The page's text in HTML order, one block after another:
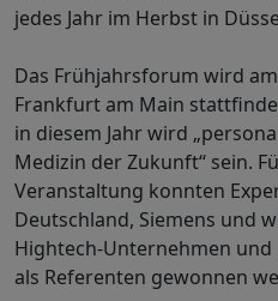
jedes Jahr im Herbst in
Das Frühjahrsforum wird
Frankfurt am Main
in diesem Jahr wird
Medizin der Zukunft“ sein.
Veranstaltung konnten
Deutschland, Siemens und
Hightech-Unternehmen
als Referenten gewonnen